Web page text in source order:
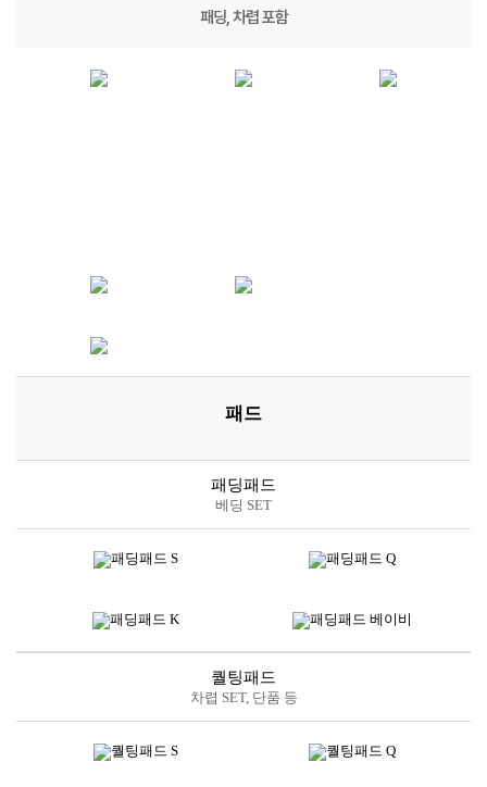
패딩, 차렵 포함
패드
패딩패드
베딩 SET
퀄팅패드
차렵 SET, 단품 등